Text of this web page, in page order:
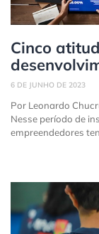
Cinco
6 DE JUNHO DE 2023
Por Leonardo
Nesse período de
empreendedores